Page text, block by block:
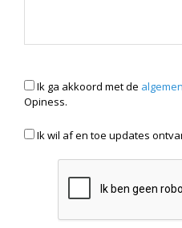
Ik ga akkoord met de
Opiness.
Ik wil af en toe updates